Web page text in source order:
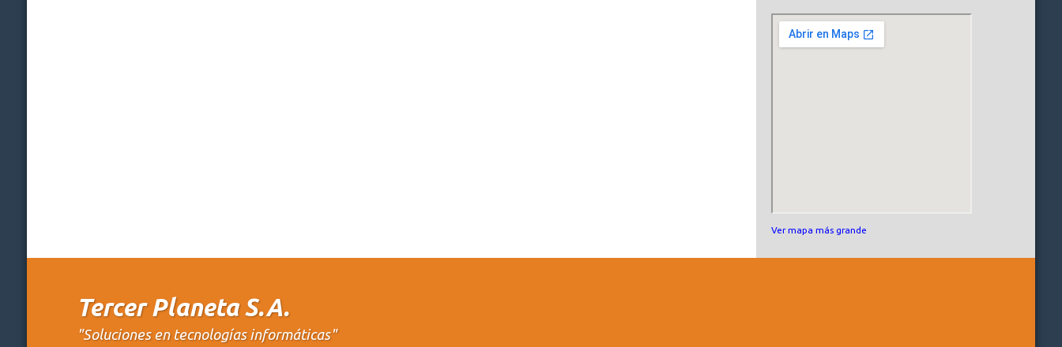
Ver mapa más grande
Tercer Planeta S.A.
"Soluciones en tecnologías informáticas"